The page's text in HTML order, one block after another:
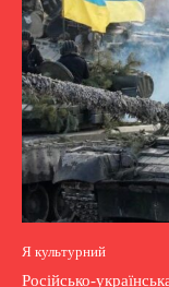
Я культурний
Російсько-